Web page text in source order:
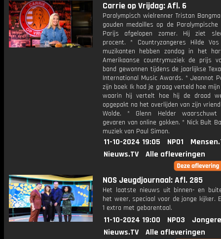
Carrie op Vrijdag: Afl. 6
Paralympisch wielrenner Tristan
gouden medailles op de Paralympische
Parijs afgelopen zomer. Hij ziet
procent. * Countryzangeres Hilde
muzikanten hebben zondag in het
Amerikaanse countrymuziek de prijs
band gewonnen tijdens de jaarlijkse
International Music Awards. * Jeannot
zijn boek Ik had je graag verteld hoe
waarin hij vertelt hoe hij de draad
opgepakt na het overlijden van zijn
Wolde. * Glenn Helder
gevaren van online gokken. * Nick Bult
muziek van Paul Simon.
11-10-2024 19:05 NPO1
Nieuws.TV
Alle afleveringen
NOS Jeugdjournaal: Afl. 285
Het laatste nieuws uit binnen- en
het weer, speciaal voor de jonge kijker.
1 extra met gebarentaal.
11-10-2024 19:00 NPO3
Nieuws.TV
Alle afleveringen